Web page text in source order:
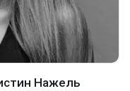
Нажель